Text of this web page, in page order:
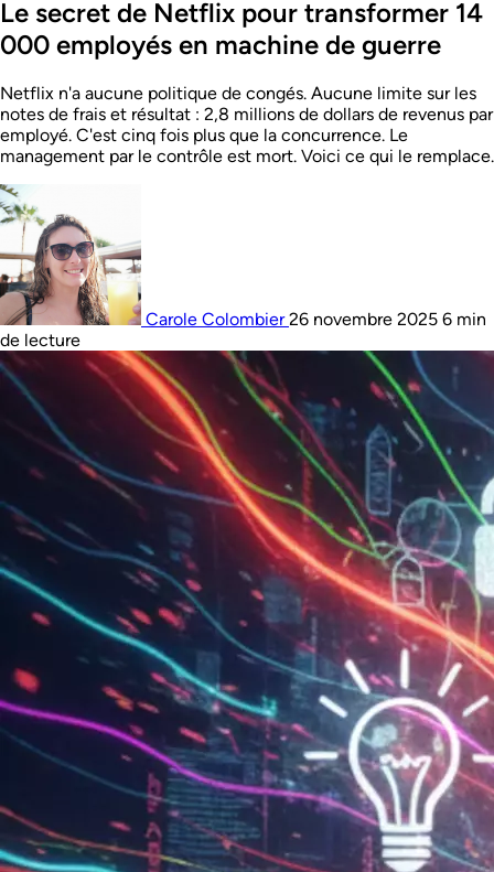
Le secret de Netflix pour transformer 14
000 employés en machine de guerre
Netflix n'a aucune politique de congés. Aucune limite sur les
notes de frais et résultat : 2,8 millions de dollars de revenus par
employé. C'est cinq fois plus que la concurrence. Le
management par le contrôle est mort. Voici ce qui le remplace.
Carole Colombier 26 novembre 2025 6 min
de lecture